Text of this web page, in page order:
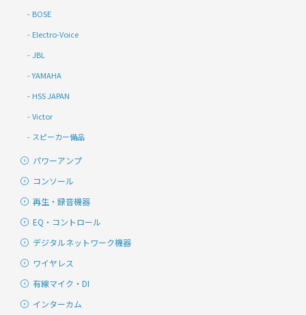
BOSE
Electro-Voice
JBL
YAMAHA
HSS JAPAN
Victor
スピーカー備品
パワーアンプ
コンソール
再生・録音機器
EQ・コントロール
デジタルネットワーク機器
ワイヤレス
有線マイク・DI
インターカム